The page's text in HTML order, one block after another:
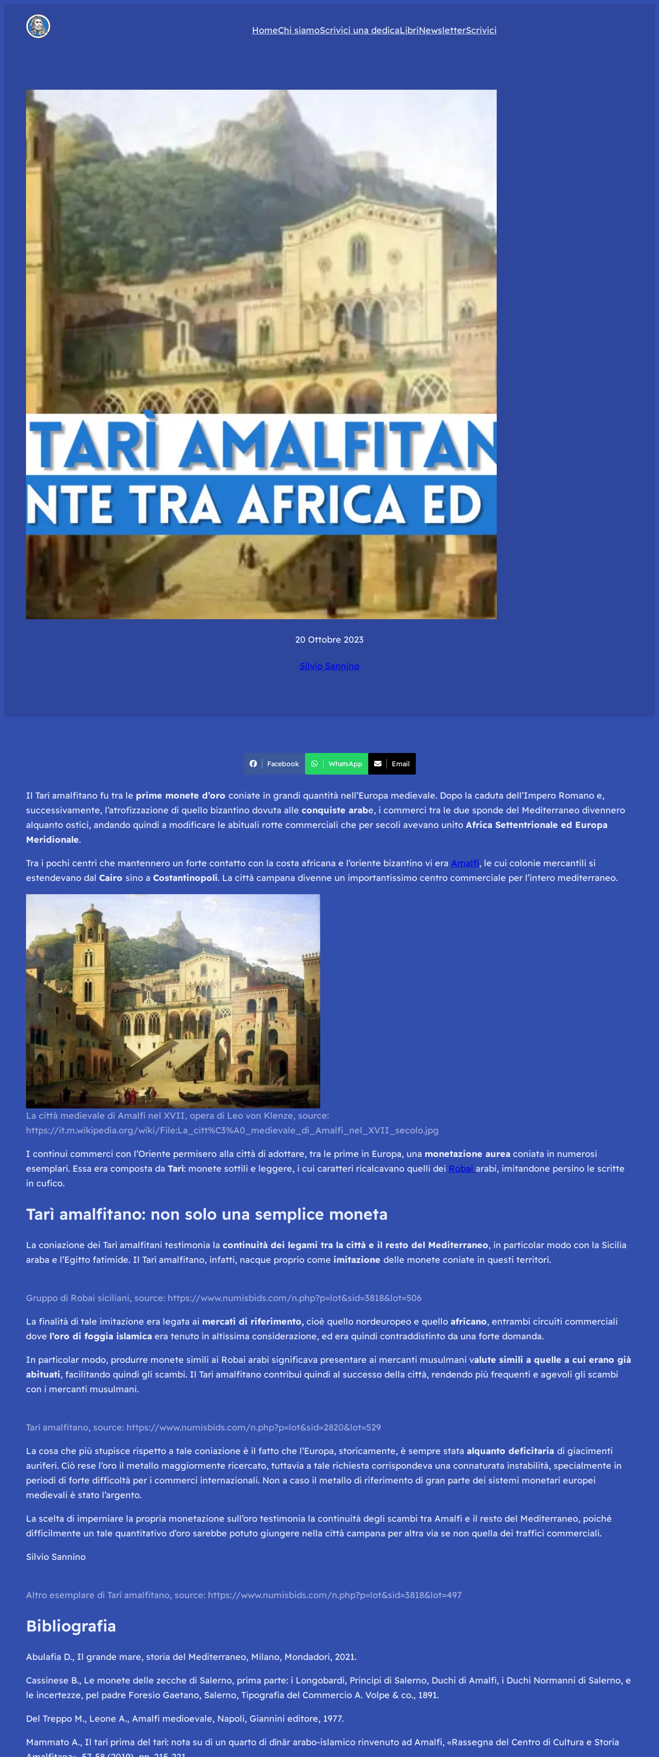
HomeChi siamoScrivici una dedicaLibriNewsletterScrivici
20 Ottobre 2023
Silvio Sannino
Facebook WhatsApp Email
Il Tarì amalfitano fu tra le prime monete d’oro coniate in grandi quantità nell’Europa medievale. Dopo la caduta dell’Impero Romano e,
successivamente, l’atrofizzazione di quello bizantino dovuta alle conquiste arabe, i commerci tra le due sponde del Mediterraneo divennero
alquanto ostici, andando quindi a modificare le abituali rotte commerciali che per secoli avevano unito Africa Settentrionale ed Europa
Meridionale.
Tra i pochi centri che mantennero un forte contatto con la costa africana e l’oriente bizantino vi era Amalfi, le cui colonie mercantili si
estendevano dal Cairo sino a Costantinopoli. La città campana divenne un importantissimo centro commerciale per l’intero mediterraneo.
La città medievale di Amalfi nel XVII, opera di Leo von Klenze, source:
https://it.m.wikipedia.org/wiki/File:La_citt%C3%A0_medievale_di_Amalfi_nel_XVII_secolo.jpg
I continui commerci con l’Oriente permisero alla città di adottare, tra le prime in Europa, una monetazione aureaconiata in numerosi
esemplari. Essa era composta da Tarì: monete sottili e leggere, i cui caratteri ricalcavano quelli dei Robai arabi, imitandone persino le scritte
in cufico.
Tarì amalfitano: non solo una semplice moneta
La coniazione dei Tarì amalfitani testimonia la continuità dei legami tra la città e il resto del Mediterraneo, in particolar modo con la Sicilia
araba e l’Egitto fatimide. Il Tarì amalfitano, infatti, nacque proprio come imitazione delle monete coniate in questi territori.
Gruppo di Robai siciliani, source: https://www.numisbids.com/n.php?p=lot&sid=3818&lot=506
La finalità di tale imitazione era legata ai mercati di riferimento,cioè quello nordeuropeo e quello africano, entrambi circuiti commerciali
dove l’oro di foggia islamicaera tenuto in altissima considerazione, ed era quindi contraddistinto da una forte domanda.
In particolar modo, produrre monete simili ai Robai arabi significava presentare ai mercanti musulmani valute simili a quelle a cui erano già
abituati, facilitando quindi gli scambi. Il Tarì amalfitano contribuì quindi al successo della città, rendendo più frequenti e agevoli gli scambi
con i mercanti musulmani.
Tarì amalfitano, source: https://www.numisbids.com/n.php?p=lot&sid=2820&lot=529
La cosa che più stupisce rispetto a tale coniazione è il fatto che l’Europa, storicamente, è sempre stata alquanto deficitaria di giacimenti
auriferi. Ciò rese l’oro il metallo maggiormente ricercato, tuttavia a tale richiesta corrispondeva una connaturata instabilità, specialmente in
periodi di forte difficoltà per i commerci internazionali. Non a caso il metallo di riferimento di gran parte dei sistemi monetari europei
medievali è stato l’argento.
La scelta di imperniare la propria monetazione sull’oro testimonia la continuità degli scambi tra Amalfi e il resto del Mediterraneo, poiché
difficilmente un tale quantitativo d’oro sarebbe potuto giungere nella città campana per altra via se non quella dei traffici commerciali.
Silvio Sannino
Altro esemplare di Tarì amalfitano, source: https://www.numisbids.com/n.php?p=lot&sid=3818&lot=497
Bibliografia
Abulafia D., Il grande mare, storia del Mediterraneo, Milano, Mondadori, 2021.
Cassinese B., Le monete delle zecche di Salerno, prima parte: i Longobardi, Principi di Salerno, Duchi di Amalfi, i Duchi Normanni di Salerno, e
le incertezze, pel padre Foresio Gaetano, Salerno, Tipografia del Commercio A. Volpe & co., 1891.
Del Treppo M., Leone A., Amalfi medioevale, Napoli, Giannini editore, 1977.
Mammato A., Il tarì prima del tarì: nota su di un quarto di dīnār arabo-islamico rinvenuto ad Amalfi, «Rassegna del Centro di Cultura e Storia